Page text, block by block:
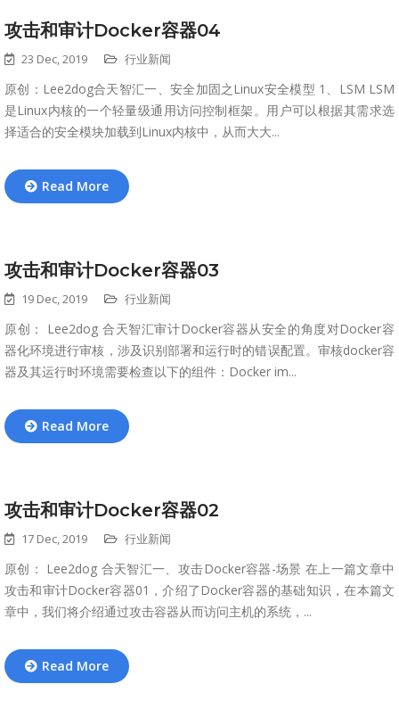
攻击和审计Docker容器04
23 Dec, 2019 行业新闻
原创：Lee2dog合天智汇一、安全加固之Linux安全模型 1、LSM LSM
是Linux内核的一个轻量级通用访问控制框架。用户可以根据其需求选
择适合的安全模块加载到Linux内核中，从而大大...
Read More
攻击和审计Docker容器03
19 Dec, 2019 行业新闻
原创： Lee2dog 合天智汇审计Docker容器从安全的角度对Docker容
器化环境进行审核，涉及识别部署和运行时的错误配置。审核docker容
器及其运行时环境需要检查以下的组件：Docker im...
Read More
攻击和审计Docker容器02
17 Dec, 2019 行业新闻
原创： Lee2dog 合天智汇一、攻击Docker容器-场景 在上一篇文章中
攻击和审计Docker容器01，介绍了Docker容器的基础知识，在本篇文
章中，我们将介绍通过攻击容器从而访问主机的系统，...
Read More